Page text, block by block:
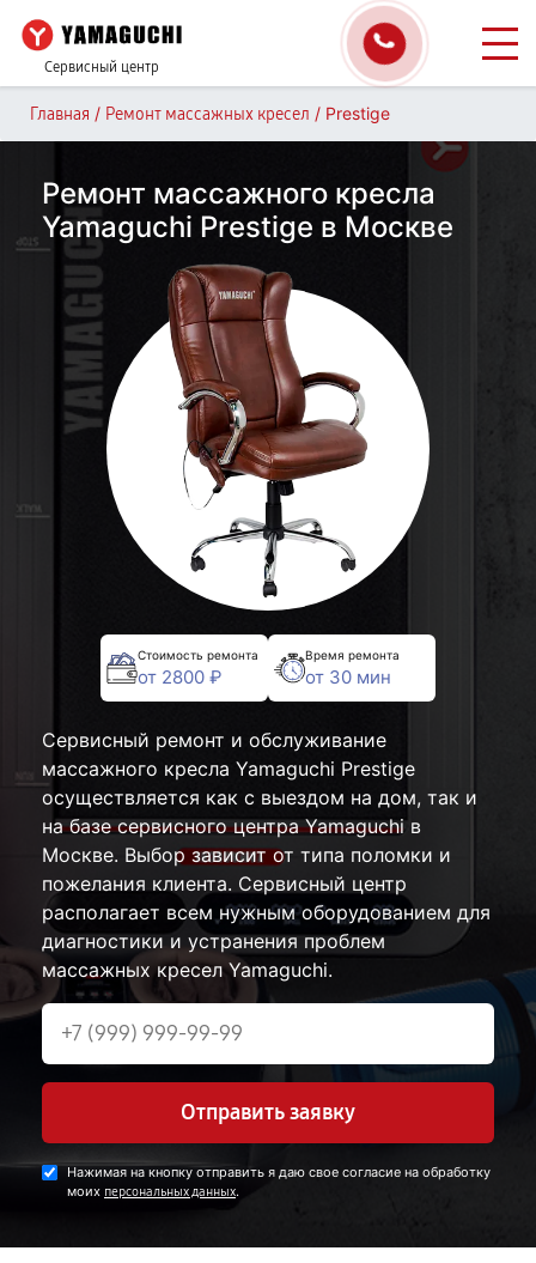
Сервисный центр
Главная / Ремонт массажных кресел / Prestige
Ремонт массажного кресла
Yamaguchi Prestige в Москве
Стоимость ремонта
от 2800 ₽
Время ремонта
от 30 мин
Сервисный ремонт и обслуживание
массажного кресла Yamaguchi Prestige
осуществляется как с выездом на дом, так и
на базе сервисного центра Yamaguchi в
Москве. Выбор зависит от типа поломки и
пожелания клиента. Сервисный центр
располагает всем нужным оборудованием для
диагностики и устранения проблем
массажных кресел Yamaguchi.
Отправить заявку
Нажимая на кнопку отправить я даю свое согласие на обработку
моих персональных данных.